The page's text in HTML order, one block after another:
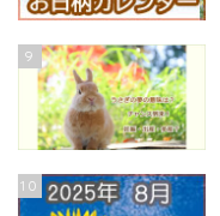
9
10